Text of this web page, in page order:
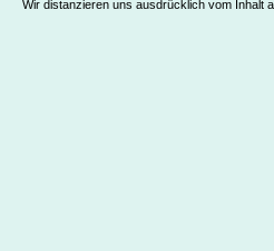
Wir distanzieren uns ausdrücklich vom Inhalt